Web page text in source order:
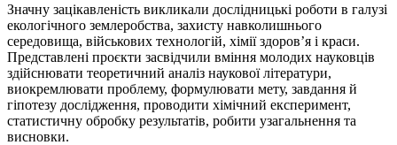
Значну зацікавленість викликали дослідницькі роботи в галузі
екологічного землеробства, захисту навколишнього
середовища, військових технологій, хімії здоров’я і краси.
Представлені проєкти засвідчили вміння молодих науковців
здійснювати теоретичний аналіз наукової літератури,
виокремлювати проблему, формулювати мету, завдання й
гіпотезу дослідження, проводити хімічний експеримент,
статистичну обробку результатів, робити узагальнення та
висновки.